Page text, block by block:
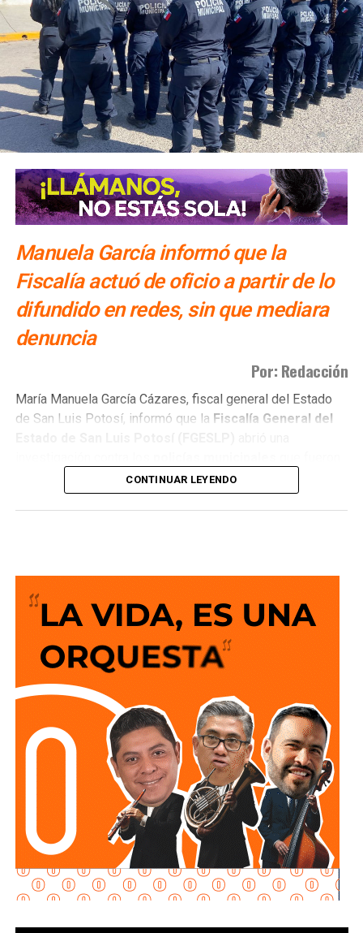
El número exacto de paquetes vendidos o apartados por
las agencias solo se conocerá al cierre de la temporada,
dijo Alonso.
También lee:Gallardo arranca operativo de seguridad para
Fenapo 2026
Manuela García informó que la
Fiscalía actuó de oficio a partir de lo
difundido en redes, sin que mediara
denuncia
Por: Redacción
María Manuela García Cázares, fiscal general del Estado
de San Luis Potosí, informó que la Fiscalía General del
captados en cámara en un sitio que las autoridades tienen
identificado comopunto de venta de drogas.
ser cuestionada sobre el caso.
García Cázares planteó que el eje de la revisión será
determinar la conducta de los elementos en ese punto:
qué acción realizaban y por qué se detuvieron ahí.
Adelantó que el resultado de las diligencias definirá si
hubo alguna irregularidad.
Al momento de la entrevista, la fiscal no había tenido
contacto con
Juan Antonio Villa Gutiérrez
CONTINUAR LEYENDO